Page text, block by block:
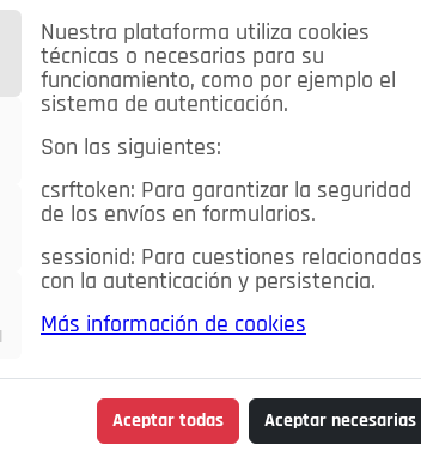
Nuestra plataforma utiliza cookies
técnicas o necesarias para su
funcionamiento, como por ejemplo el
sistema de autenticación.
Son las siguientes:
csrftoken: Para garantizar la seguridad
de los envíos en formularios.
sessionid: Para cuestiones relacionadas
con la autenticación y persistencia.
Más información de cookies
Aceptar todas Aceptar necesarias